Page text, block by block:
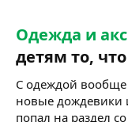
Одежда и
детям то,
С одеждой вообще
новые дождевики
попал на раздел